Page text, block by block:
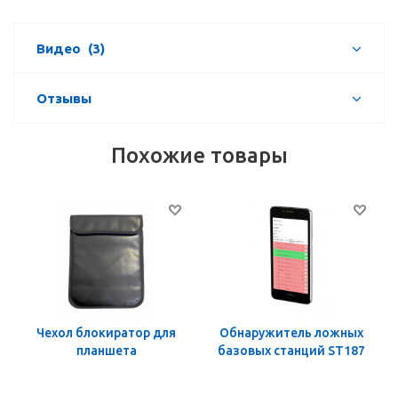
Видео (3)
Отзывы
Похожие товары
Чехол блокиратор для
планшета
Обнаружитель ложных
базовых станций ST187